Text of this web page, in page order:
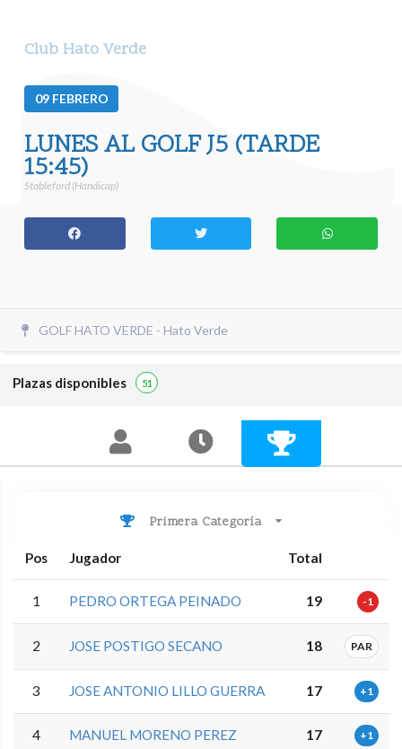
Club Hato Verde
09 FEBRERO
LUNES AL GOLF J5 (TARDE
15:45)
Stableford (Handicap)
GOLF HATO VERDE - Hato Verde
Plazas disponibles 51
Primera Categoría
Pos Jugador Total
1 PEDRO ORTEGA PEINADO 19 -1
2 JOSE POSTIGO SECANO 18 PAR
3 JOSE ANTONIO LILLO GUERRA 17 +1
4 MANUEL MORENO PEREZ 17 +1